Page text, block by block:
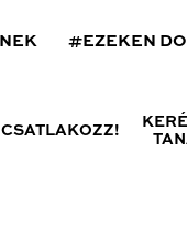
#EZEKEN
CSATLAKOZZ!